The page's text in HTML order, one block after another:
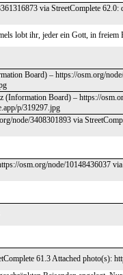
via StreetComplete 62.0:
lobt ihr, jeder ein Gott, in freiem
Board) – https://osm.org/
Board) – https://
p/319297.jpg
node/3408301893 via
osm.org/node/10148436037
61.3 Attached photo(s):